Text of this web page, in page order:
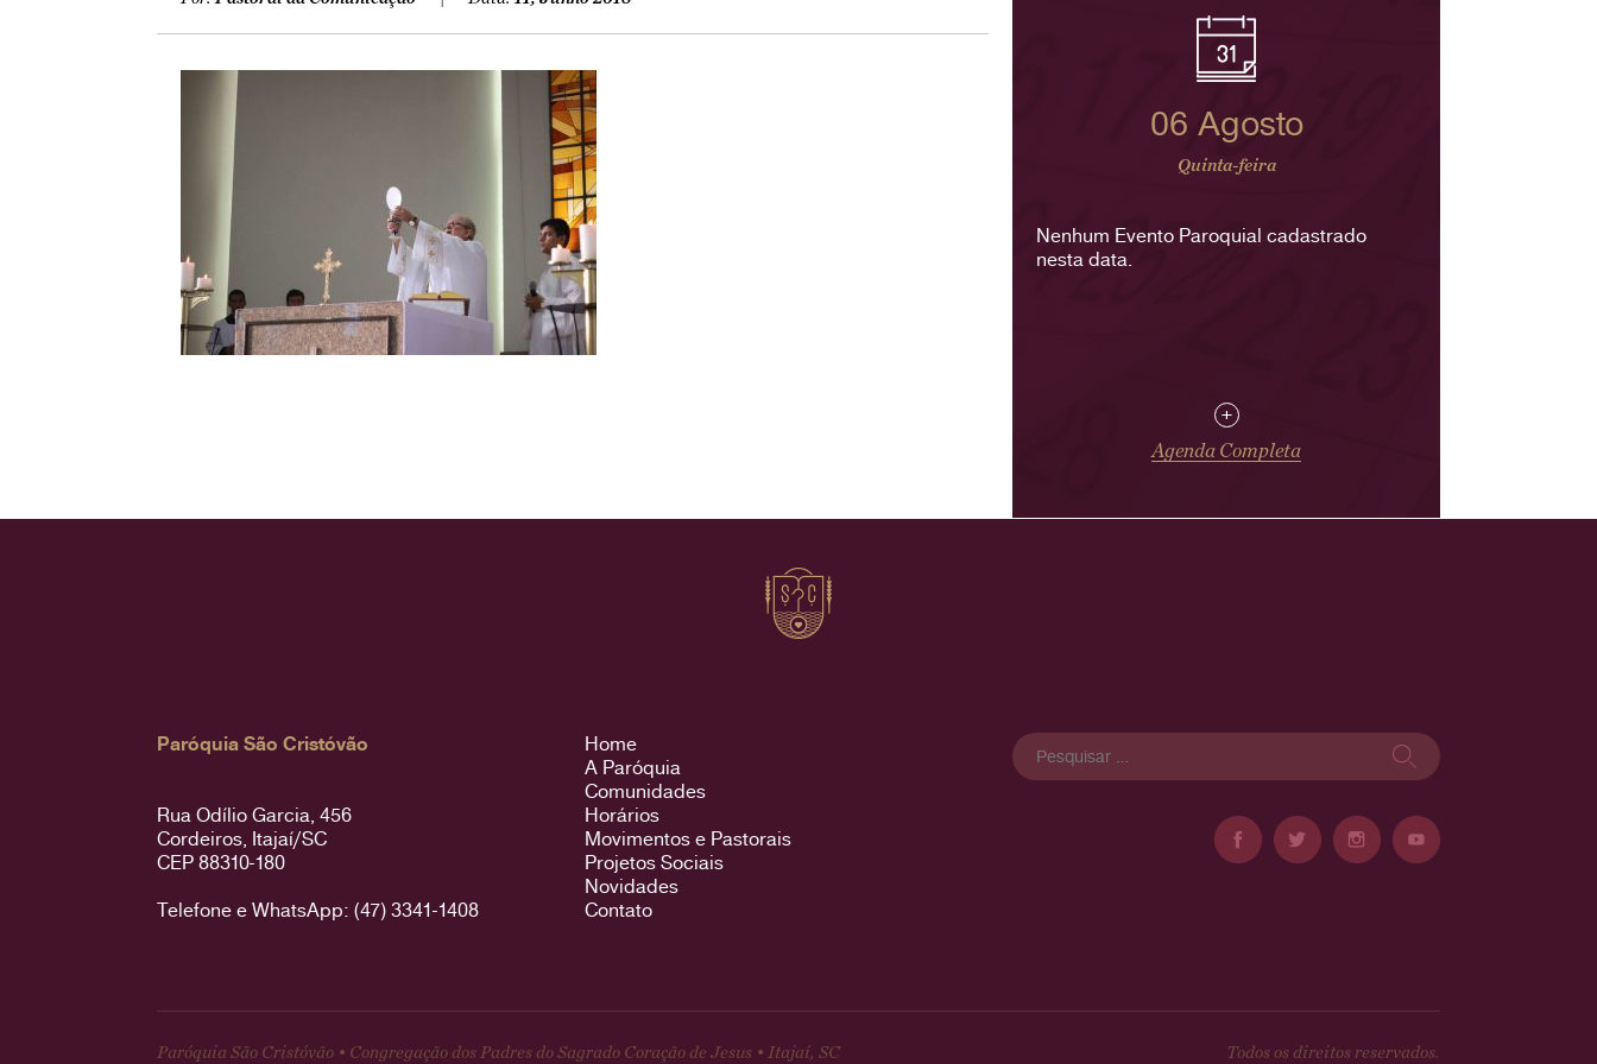
06 Agosto
Quinta-feira
Nenhum Evento Paroquial cadastrado
nesta data.
+
Agenda Completa
Paróquia São Cristóvão
Rua Odílio Garcia, 456
Cordeiros, Itajaí/SC
CEP 88310-180
Telefone e WhatsApp: (47) 3341-1408
Home
A Paróquia
Comunidades
Horários
Movimentos e Pastorais
Projetos Sociais
Novidades
Contato
Pesquisar
por:
Paróquia São Cristóvão • Congregação dos Padres do Sagrado Coração de Jesus • Itajaí, SC Todos os direitos reservados.